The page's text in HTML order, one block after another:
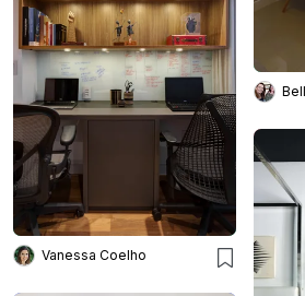
Vanessa Coelho